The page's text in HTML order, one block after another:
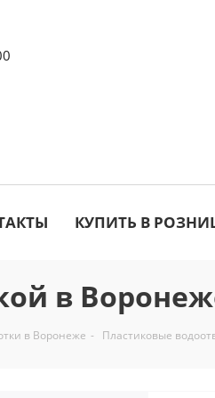
КУПИТЬ В
в
в Воронеже - Пластиковые